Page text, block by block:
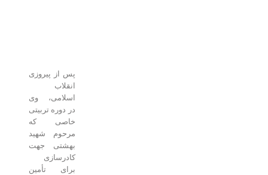
پس از پیروزی
اسلامی، وی
در دوره تربیتی
خاصی که
مرحوم شهید
بهشتی جهت
کادرسازی
برای تأمین